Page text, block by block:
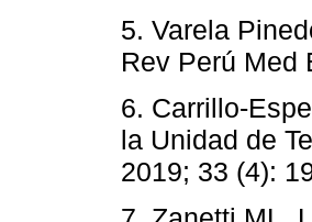
5. Varela
Rev Perú Med
6. Carrillo-
la Unidad de
2019; 33 (4):